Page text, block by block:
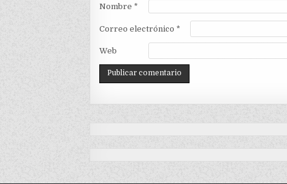
Nombre *
Correo electrónico *
Web